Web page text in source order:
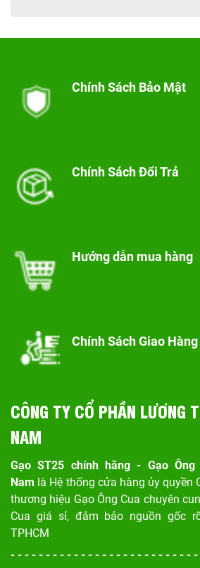
Chính Sách Bảo Mật
Chính Sách Đổi Trả
Hướng dẫn mua hàng
Chính Sách Giao Hàng
CÔNG TY CỔ PHẦN LƯƠNG
NAM
Gạo ST25 chính hãng - Gạo
Nam là Hệ thống cửa hàng ủy quyền
thương hiệu Gạo Ông Cua chuyên
Cua giá sỉ, đảm bảo nguồn gốc
TPHCM
- - - - - - - - - - - - - - - - - - - - - - - - - -